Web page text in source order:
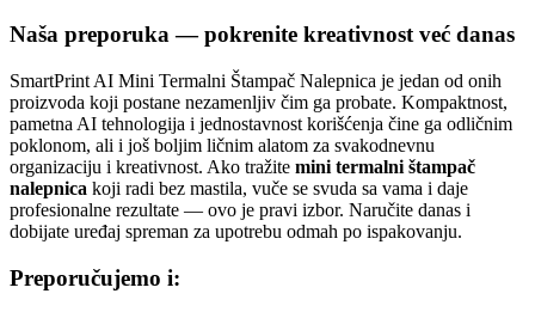
Naša preporuka — pokrenite kreativnost već danas
SmartPrint AI Mini Termalni Štampač Nalepnica je jedan od onih
proizvoda koji postane nezamenljiv čim ga probate. Kompaktnost,
pametna AI tehnologija i jednostavnost korišćenja čine ga odličnim
poklonom, ali i još boljim ličnim alatom za svakodnevnu
organizaciju i kreativnost. Ako tražite mini termalni štampač
nalepnica koji radi bez mastila, vuče se svuda sa vama i daje
profesionalne rezultate — ovo je pravi izbor. Naručite danas i
dobijate uređaj spreman za upotrebu odmah po ispakovanju.
Preporučujemo i: